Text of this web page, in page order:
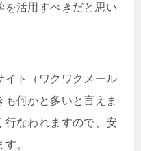
を活用すべきだと思い
イト（ワクワクメール
何かと多いと言えま
行なわれますので、安
。